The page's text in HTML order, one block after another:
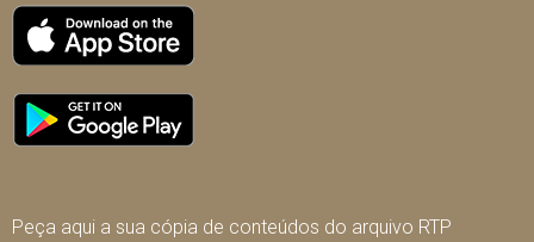
Peça aqui a sua cópia de conteúdos do arquivo RTP